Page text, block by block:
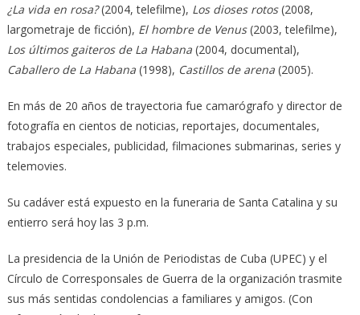
¿La vida en rosa?(2004, telefilme), Los dioses rotos(2008,
largometraje de ficción), El hombre de Venus(2003, telefilme),
Los últimos gaiteros de La Habana(2004, documental),
Caballero de La Habana(1998), Castillos de arena(2005).
En más de 20 años de trayectoria fue camarógrafo y director de
fotografía en cientos de noticias, reportajes, documentales,
trabajos especiales, publicidad, filmaciones submarinas, series y
telemovies.
Su cadáver está expuesto en la funeraria de Santa Catalina y su
entierro será hoy las 3 p.m.
La presidencia de la Unión de Periodistas de Cuba (UPEC) y el
Círculo de Corresponsales de Guerra de la organización trasmite
sus más sentidas condolencias a familiares y amigos. (Con